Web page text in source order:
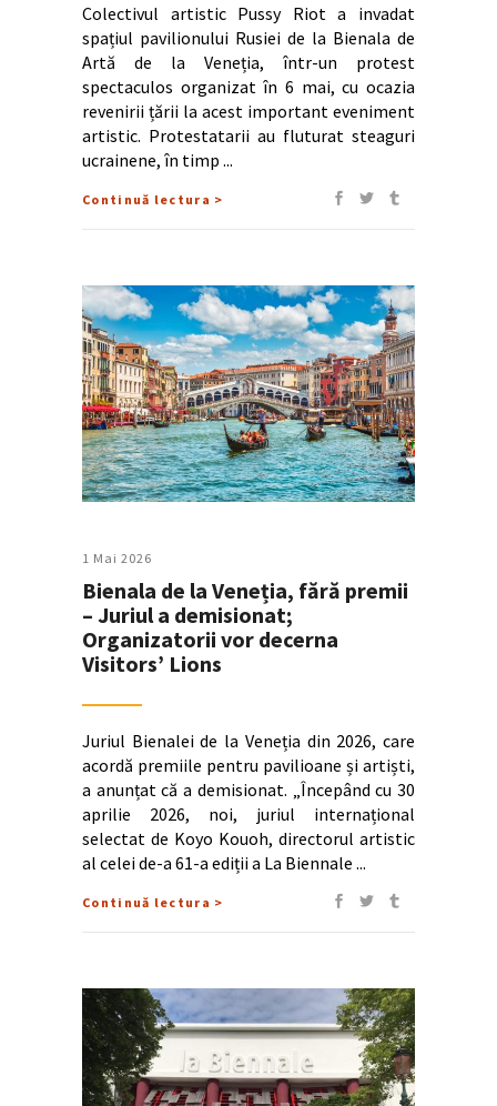
Colectivul artistic Pussy Riot a invadat
spațiul pavilionului Rusiei de la Bienala de
Artă de la Veneția, într-un protest
spectaculos organizat în 6 mai, cu ocazia
revenirii țării la acest important eveniment
artistic. Protestatarii au fluturat steaguri
ucrainene, în timp
Continuă lectura >
1 Mai 2026
Bienala de la Veneția, fără premii
– Juriul a demisionat;
Organizatorii vor decerna
Visitors’ Lions
Juriul Bienalei de la Veneția din 2026, care
acordă premiile pentru pavilioane și artiști,
a anunțat că a demisionat. „Începând cu 30
aprilie 2026, noi, juriul internațional
selectat de Koyo Kouoh, directorul artistic
al celei de-a 61-a ediții a La Biennale
Continuă lectura >